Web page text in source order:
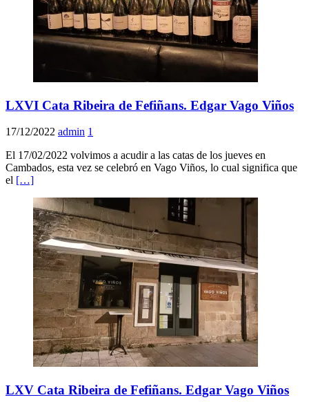
LXVI Cata Ribeira de Fefiñans. Edgar Vago Viños
17/12/2022 admin 1
El 17/02/2022 volvimos a acudir a las catas de los jueves en
Cambados, esta vez se celebró en Vago Viños, lo cual significa que
el […]
LXV Cata Ribeira de Fefiñans. Edgar Vago Viños